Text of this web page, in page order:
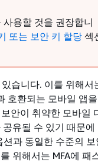
사용할 것을 권장합니
또는 보안 키 할당섹
습니다. 이를 위해서
호환되는 모바일 앱
안이 취약한 모바일
유될 수 있기 때문에
과 동일한 수준의 보
위해서는 MFA에 패